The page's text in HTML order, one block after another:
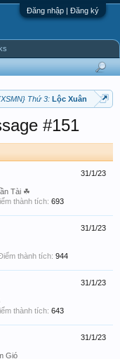
Đăng nhập | Đăng ký
Thứ 3: Lộc Xuân
#151
31/1/23
Tài ☘
thành tích: 693
31/1/23
thành tích: 944
31/1/23
thành tích: 643
31/1/23
Gió